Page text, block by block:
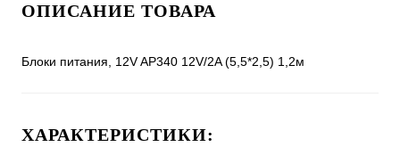
ОПИСАНИЕ ТОВАРА
Блоки питания, 12V AP340 12V/2A (5,5*2,5) 1,2м
ХАРАКТЕРИСТИКИ: